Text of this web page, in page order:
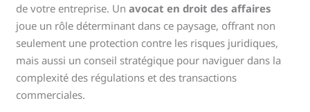
de votre entreprise. Unavocat en droit des affaires
joue un rôle déterminant dans ce paysage, offrant non
seulement une protection contre les risques juridiques,
mais aussi un conseil stratégique pour naviguer dans la
complexité des régulations et des transactions
commerciales.